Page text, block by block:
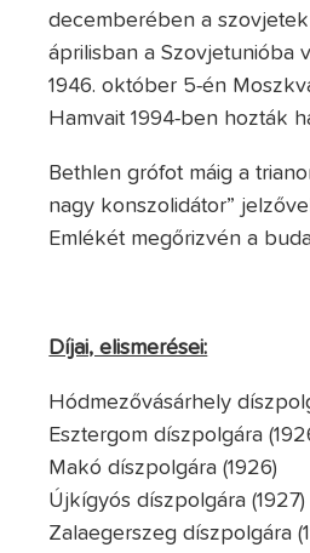
decemberében a
áprilisban a Szovjetunióba
1946. október 5-én
Hamvait 1994-ben hozták
Bethlen grófot máig a
nagy konszolidátor”
Emlékét megőrizvén a
Díjai, elismerései:
Hódmezővásárhely
Esztergom díszpolgára
Makó díszpolgára (1926)
Újkígyós díszpolgára (1927)
Zalaegerszeg díszpolgára